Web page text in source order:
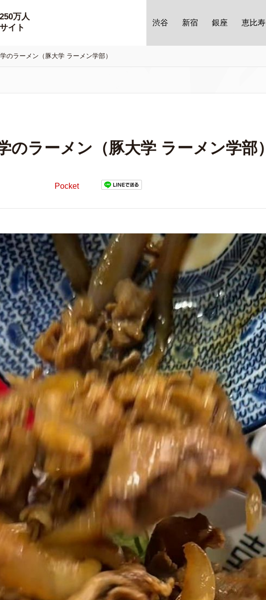
万人
イト
渋谷 新宿 銀座 恵比寿
のラーメン（豚大学 ラーメン学部）
のラーメン（豚大学 ラーメン学部）
Pocket